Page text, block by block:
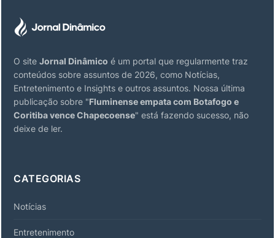
O site Jornal Dinâmico é um portal que regularmente traz
conteúdos sobre assuntos de 2026, como Notícias,
Entretenimento e Insights e outros assuntos. Nossa última
publicação sobre "Fluminense empata com Botafogo e
Coritiba vence Chapecoense" está fazendo sucesso, não
deixe de ler.
CATEGORIAS
Notícias
Entretenimento